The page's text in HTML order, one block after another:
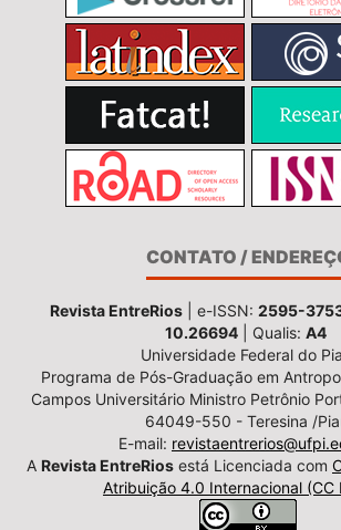
CONTATO /
Revista EntreRios | e-ISSN: 2595-
10.26694 | Qualis: A4
Universidade Federal do
Programa de Pós-Graduação em
Campos Universitário Ministro Petrônio
64049-550 - Teresina /
E-mail:
A Revista EntreRios está Licenciada com
Atribuição 4.0 Internacional (CC